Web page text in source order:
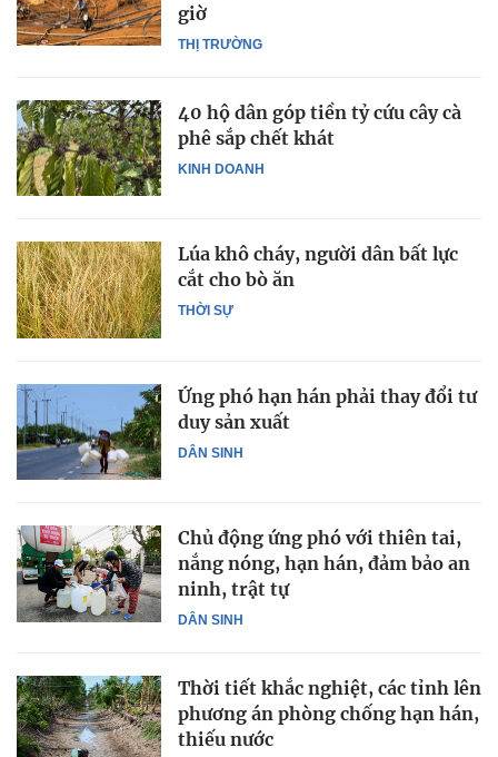
THỊ TRƯỜNG
giờ
KINH DOANH
40 hộ dân góp tiền tỷ cứu cây cà
phê sắp chết khát
THỜI SỰ
Lúa khô cháy, người dân bất lực
cắt cho bò ăn
DÂN SINH
Ứng phó hạn hán phải thay đổi tư
duy sản xuất
DÂN SINH
Chủ động ứng phó với thiên tai,
nắng nóng, hạn hán, đảm bảo an
ninh, trật tự
Thời tiết khắc nghiệt, các tỉnh lên
phương án phòng chống hạn hán,
thiếu nước